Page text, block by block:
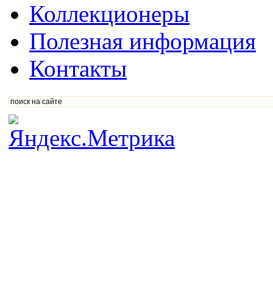
Коллекционеры
Полезная информация
Контакты